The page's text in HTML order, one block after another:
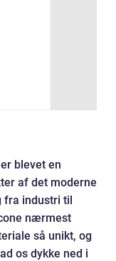
blevet en
af det moderne
fra industri til
nærmest
så unikt, og
os dykke ned i